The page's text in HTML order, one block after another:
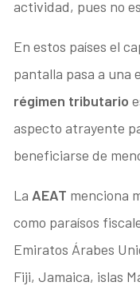
actividad, pues no
En estos países el
pantalla pasa a una
régimen tributario
aspecto atrayente
beneficiarse de
La AEAT menciona
como paraísos
Emiratos Árabes
Fiji, Jamaica, islas